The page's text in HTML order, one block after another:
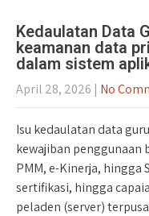
Kedaulatan Data
keamanan data
dalam sistem
April 28, 2026 | No
Isu kedaulatan data
kewajiban
PMM, e-Kinerja, hingga
sertifikasi, hingga
peladen (server)